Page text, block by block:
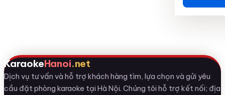
KaraokeHanoi.net
Dịch vụ tư vấn và hỗ trợ khách hàng tìm, lựa chọn và gửi yêu
cầu đặt phòng karaoke tại Hà Nội. Chúng tôi hỗ trợ kết nối; địa